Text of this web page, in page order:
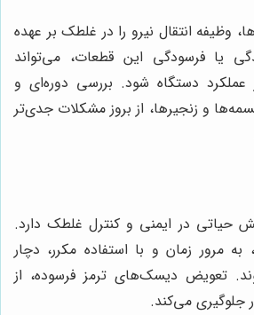
وظیفه انتقال نیرو را در غلطک بر عهده
یا فرسودگی این قطعات، می‌تواند
عملکرد دستگاه شود. بررسی دوره‌ای و
و زنجیرها، از بروز مشکلات جدی‌تر
حیاتی در ایمنی و کنترل غلطک دارد.
مرور زمان و با استفاده مکرر، دچار
تعویض دیسک‌های ترمز فرسوده، از
جلوگیری می‌کند.